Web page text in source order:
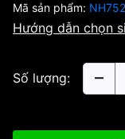
Mã sản phẩm:
Hướng dẫn chọn
Số lượng: